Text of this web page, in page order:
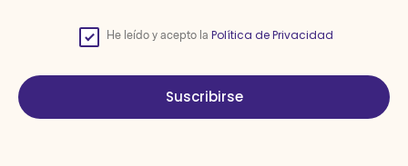
He leído y acepto la Política de Privacidad
Suscribirse